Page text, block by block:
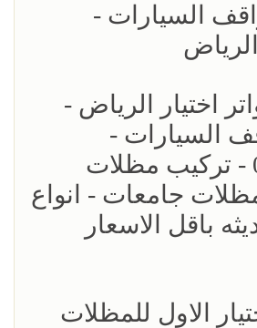
السيارات -
اختيار الرياض -
السيارات -
0500559613 - تركيب مظلات
جامعات - انواع
باقل الاسعار
الاول للمظلات